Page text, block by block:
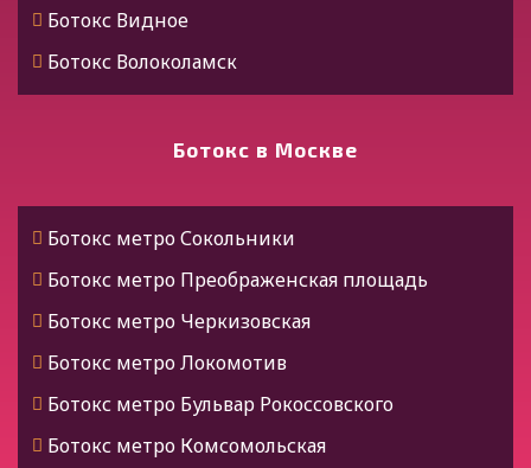
Ботокс Дербент
Ботокс Ингушетия
Ботокс Назрань
Ботокс Черкесск
Ботокс Карачаевск
Ботокс Карелия
Ботокс Петрозаводск
Ботокс Коми
Ботокс Видное
Ботокс Волоколамск
Ботокс Воскресенск
Ботокс Высоковск
Ботокс Дедовск
Ботокс Дзержинский
Ботокс Дмитров
Ботокс Долгопрудный
Ботокс Домодедово
Ботокс Дрезна
Ботокс в Москве
Ботокс метро Сокольники
Ботокс метро Преображенская площадь
Ботокс метро Черкизовская
Ботокс метро Локомотив
Ботокс метро Бульвар Рокоссовского
Ботокс метро Комсомольская